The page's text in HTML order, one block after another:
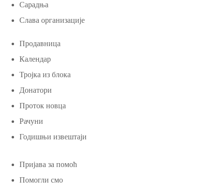
Сарадња
Слава организације
Продавница
Календар
Тројка из блока
Донатори
Проток новца
Рачуни
Годишњи извештаји
Пријава за помоћ
Помогли смо